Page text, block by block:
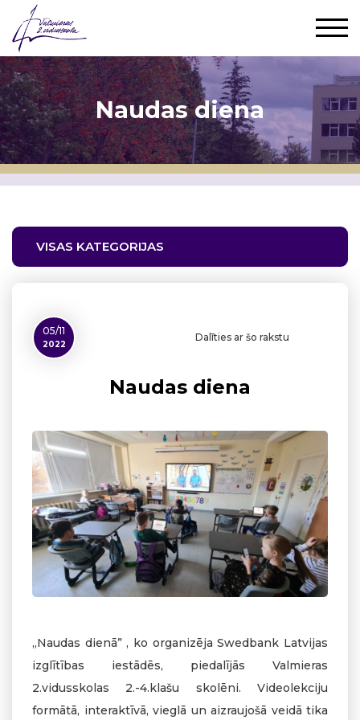
Naudas diena
VISAS KATEGORIJAS
05/11
2022
Dalīties ar šo rakstu
Naudas diena
„Naudas dienā” , ko organizēja Swedbank Latvijas
izglītības iestādēs, piedalījās Valmieras
2.vidusskolas 2.-4.klašu skolēni. Videolekciju
formātā, interaktīvā, vieglā un aizraujošā veidā tika